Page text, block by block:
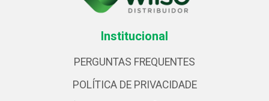
Institucional
PERGUNTAS FREQUENTES
POLÍTICA DE PRIVACIDADE